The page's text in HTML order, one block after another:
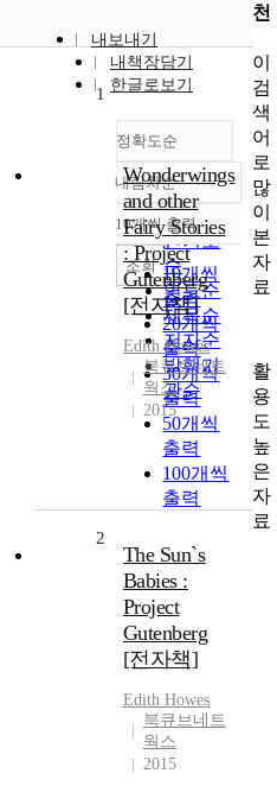
내보내기
내책장담기
한글로보기
정확도순
정확도
순
인기도
순
연도순
제목순
저자순
발행기
관순
내림차순
내림차순
10개씩 출력
10개씩
출력
20개씩
출력
30개씩
출력
50개씩
출력
100개씩
출력
조회
1
Wonderwings
and other
Fairy Stories
: Project
Gutenberg
[전자책]
EdithHowes
북큐브네트
웍스
2015
2
The Sun`s
Babies :
Project
Gutenberg
[전자책]
Edith Howes
북큐브네트
웍스
2015
천
이
검
색
어
로
많
이
본
자
료
활
용
도
높
은
자
료